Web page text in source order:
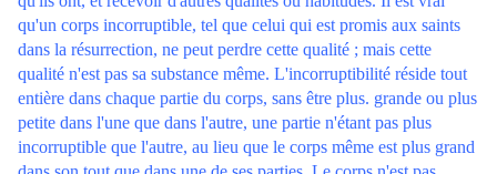
qu'un corps incorruptible, tel que celui qui est promis aux saints
dans la résurrection, ne peut perdre cette qualité ; mais cette
qualité n'est pas sa substance même. L'incorruptibilité réside tout
entière dans chaque partie du corps, sans être plus. grande ou plus
petite dans l'une que dans l'autre, une partie n'étant pas plus
incorruptible que l'autre, au lieu que le corps même est plus grand